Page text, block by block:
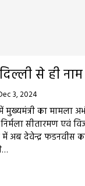
दिल्ली से ही
3, 2024
में मुख्यमंत्री का मामला
निर्मला सीतारमण एवं
अब देवेन्द्र फडनवीस